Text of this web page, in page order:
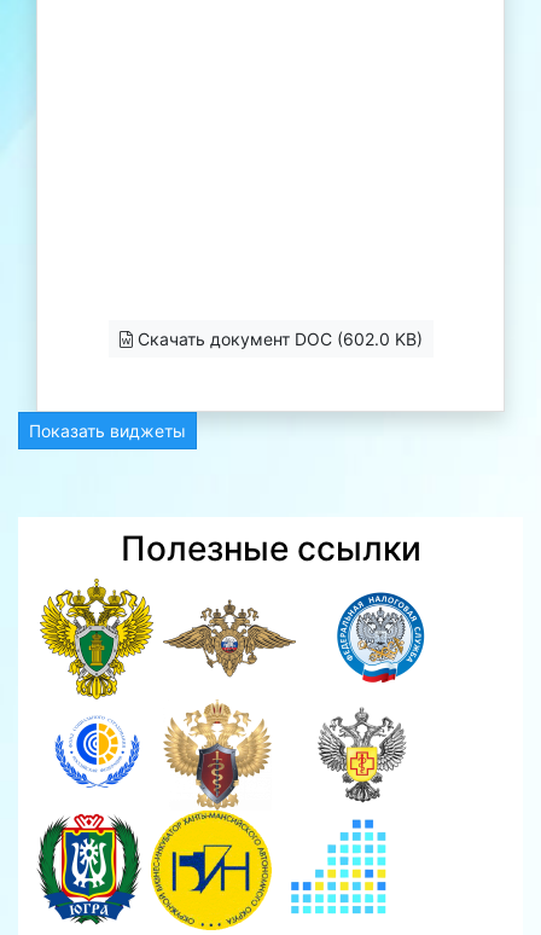
Скачать документ DOC (602.0 KB)
Показать виджеты
Полезные ссылки